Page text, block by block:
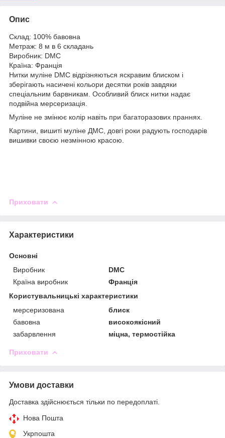
Опис
Склад: 100% бавовна
Метраж: 8 м в 6 складань
Виробник: DMC
Країна: Франція
Нитки муліне DMC відрізняються яскравим блиском і
зберігають насичені кольори десятки років завдяки
спеціальним барвникам. Особливий блиск нитки надає
подвійна мерсеризація.
Муліне не змінює колір навіть при багаторазових праннях.
Картини, вишиті муліне ДМС, довгі роки радують господарів
вишивки своєю незмінною красою.
Приховати
Характеристики
Основні
Виробник
DMC
Країна виробник
Франція
Користувальницькі характеристики
мерсеризована
блиск
бавовна
високоякісний
забарвлення
міцна, термостійка
Приховати
Умови доставки
Доставка здійснюється тільки по передоплаті.
Нова Пошта
Укрпошта